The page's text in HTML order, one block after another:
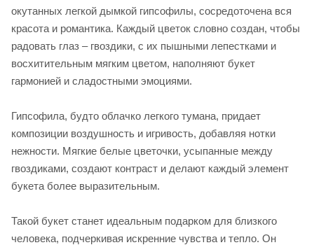
окутанных легкой дымкой гипсофилы, сосредоточена вся
красота и романтика. Каждый цветок словно создан, чтобы
радовать глаз – гвоздики, с их пышными лепестками и
восхитительным мягким цветом, наполняют букет
гармонией и сладостными эмоциями.
Гипсофила, будто облачко легкого тумана, придает
композиции воздушность и игривость, добавляя нотки
нежности. Мягкие белые цветочки, усыпанные между
гвоздиками, создают контраст и делают каждый элемент
букета более выразительным.
Такой букет станет идеальным подарком для близкого
человека, подчеркивая искренние чувства и тепло. Он